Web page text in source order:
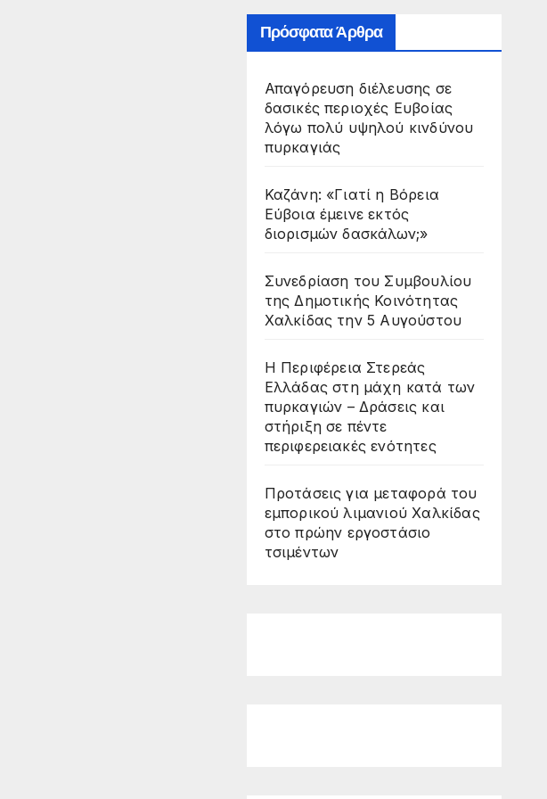
Πρόσφατα Άρθρα
Απαγόρευση διέλευσης σε
δασικές περιοχές Ευβοίας
λόγω πολύ υψηλού κινδύνου
πυρκαγιάς
Καζάνη: «Γιατί η Βόρεια
Εύβοια έμεινε εκτός
διορισμών δασκάλων;»
Συνεδρίαση του Συμβουλίου
της Δημοτικής Κοινότητας
Χαλκίδας την 5 Αυγούστου
Η Περιφέρεια Στερεάς
Ελλάδας στη μάχη κατά των
πυρκαγιών – Δράσεις και
στήριξη σε πέντε
περιφερειακές ενότητες
Προτάσεις για μεταφορά του
εμπορικού λιμανιού Χαλκίδας
στο πρώην εργοστάσιο
τσιμέντων